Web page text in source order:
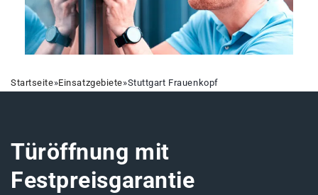
Startseite»Einsatzgebiete»Stuttgart Frauenkopf
Türöffnung mit
Festpreisgarantie